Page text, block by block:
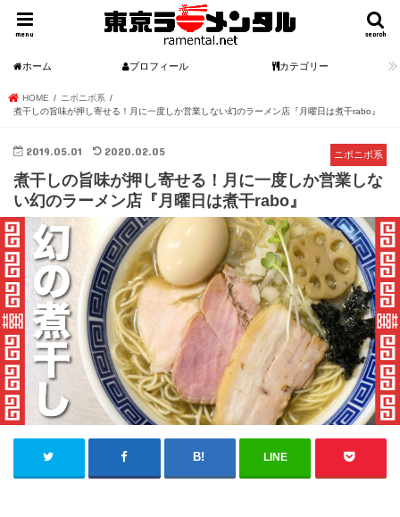
search
menu
ホーム プロフィール カテゴリー
HOME
ニボニボ系
煮干しの旨味が押し寄せる！月に一度しか営業しない幻のラーメン店『月曜日は煮干rabo』
ニボニボ系
2019.05.01 2020.02.05
煮干しの旨味が押し寄せる！月に一度しか営業しな
い幻のラーメン店『月曜日は煮干rabo』
LINE